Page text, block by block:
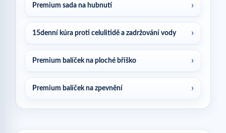
Premium sada na hubnutí
15denní kúra proti celulitidě a zadržování vody
Premium balíček na ploché bříško
Premium balíček na zpevnění